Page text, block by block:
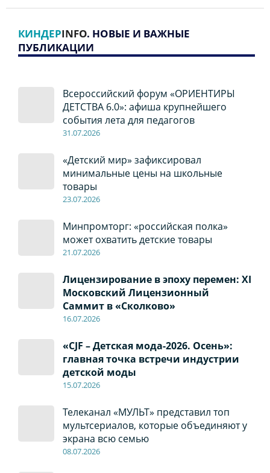
КИНДЕРINFO. НОВЫЕ И ВАЖНЫЕ
ПУБЛИКАЦИИ
Всероссийский форум «ОРИЕНТИРЫ
ДЕТСТВА 6.0»: афиша крупнейшего
события лета для педагогов
31.07.2026
«Детский мир» зафиксировал
минимальные цены на школьные
товары
23.07.2026
Минпромторг: «российская полка»
может охватить детские товары
21.07.2026
Лицензирование в эпоху перемен: XI
Московский Лицензионный
Саммит в «Сколково»
16.07.2026
«CJF – Детская мода-2026. Осень»:
главная точка встречи индустрии
детской моды
15.07.2026
Телеканал «МУЛЬТ» представил топ
мультсериалов, которые объединяют у
экрана всю семью
08.07.2026